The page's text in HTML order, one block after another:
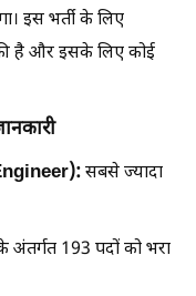
इस भर्ती के लिए
है और इसके लिए कोई
सबसे ज्यादा
अंतर्गत 193 पदों को भरा